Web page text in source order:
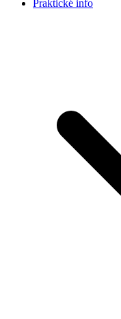
Praktické info